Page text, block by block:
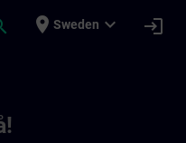
place Sweden expand_more login